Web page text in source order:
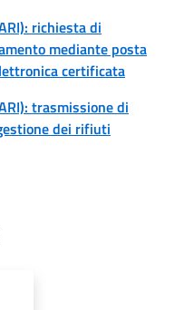
richiesta di
mediante posta
certificata
trasmissione di
dei rifiuti